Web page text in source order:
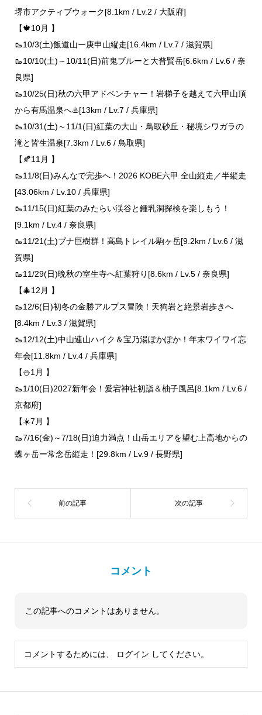
堺市アクティブウォーク[8.1km / Lv.2 / 大阪府]
【🍁10月 】
🥾10/3(土)飯道山ー庚申山縦走[16.4km / Lv.7 / 滋賀県]
🥾10/10(土)～10/11(日)前鬼ブルーと大普賢岳[6.6km / Lv.6 / 奈
良県]
🥾10/25(日)秋の六甲アドベンチャー！岩梯子を越えて六甲山頂
から有馬温泉へ♨️[13km / Lv.7 / 兵庫県]
🥾10/31(土)～11/1(日)紅葉の大山・鳥取砂丘・秘境シワガラの
滝と皆生温泉[7.3km / Lv.6 / 鳥取県]
【🍂11月 】
🥾11/8(日)みんなで完歩へ！2026 KOBE六甲 全山縦走／半縦走
[43.06km / Lv.10 / 兵庫県]
🥾11/15(日)紅葉のみたらい渓谷と鍾乳洞探検を楽しもう！
[9.1km / Lv.4 / 奈良県]
🥾11/21(土)ブナ巨樹群！高島トレイル駒ヶ岳[9.2km / Lv.6 / 滋
賀県]
🥾11/29(日)晩秋の室生寺へ紅葉狩り[8.6km / Lv.5 / 奈良県]
【🎄12月 】
🥾12/6(日)初冬の金勝アルプス冒険！天狗岩と絶景岩歩きへ
[8.4km / Lv.3 / 滋賀県]
🥾12/12(土)中山連山ハイク＆宝乃湯ぽかぽか！年末ワイワイ忘
年会[11.8km / Lv.4 / 兵庫県]
【⛄1月 】
🥾1/10(日)2027新年会！愛宕神社初詣＆柚子風呂[8.1km / Lv.6 /
京都府]
【☀️7月 】
🥾7/16(金)～7/18(日)迫力満点！山岳エリアを望む上高地からの
蝶ヶ岳ー常念岳縦走！[29.8km / Lv.9 / 長野県]
コメント
この記事へのコメントはありません。
コメントするためには、 ログイン してください。